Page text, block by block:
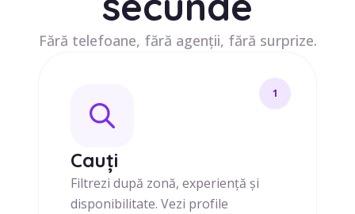
Fără telefoane, fără agenții, fără surprize.
1
Cauți
Filtrezi după zonă, experiență și
disponibilitate. Vezi profile